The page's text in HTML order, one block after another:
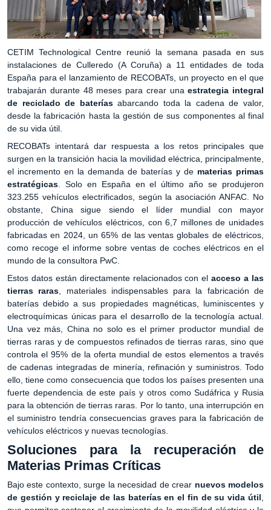
CETIM Technological Centre reunió la semana pasada en sus
instalaciones de Culleredo (A Coruña) a 11 entidades de toda
España para el lanzamiento de RECOBATs, un proyecto en el que
trabajarán durante 48 meses para crear unaestrategia integral
de reciclado de bateríasabarcando toda la cadena de valor,
desde la fabricación hasta la gestión de sus componentes al final
de su vida útil.
RECOBATs intentará dar respuesta a los retos principales que
surgen en la transición hacia la movilidad eléctrica, principalmente,
el incremento en la demanda de baterías y de materias primas
estratégicas . Solo en España en el último año se produjeron
323.255 vehículos electrificados, según la asociación ANFAC. No
obstante, China sigue siendo el líder mundial con mayor
producción de vehículos eléctricos, con 6,7 millones de unidades
fabricadas en 2024, un 65% de las ventas globales de eléctricos,
como recoge el informe sobre ventas de coches eléctricos en el
mundo de la consultora PwC.
Estos datos están directamente relacionados con elacceso a las
tierras raras , materiales indispensables para la fabricación de
baterías debido a sus propiedades magnéticas, luminiscentes y
electroquímicas únicas para el desarrollo de la tecnología actual.
Una vez más, China no solo es el primer productor mundial de
tierras raras y de compuestos refinados de tierras raras, sino que
controla el 95% de la oferta mundial de estos elementos a través
de cadenas integradas de minería, refinación y suministros. Todo
ello, tiene como consecuencia que todos los países presenten una
fuerte dependencia de este país y otros como Sudáfrica y Rusia
para la obtención de tierras raras. Por lo tanto, una interrupción en
el suministro tendría consecuencias graves para la fabricación de
vehículos eléctricos y nuevas tecnologías.
Soluciones para la recuperación de
Materias Primas Críticas
Bajo este contexto, surge la necesidad de crear nuevos modelos
de gestión y reciclaje de las baterías en el fin de su vida útil